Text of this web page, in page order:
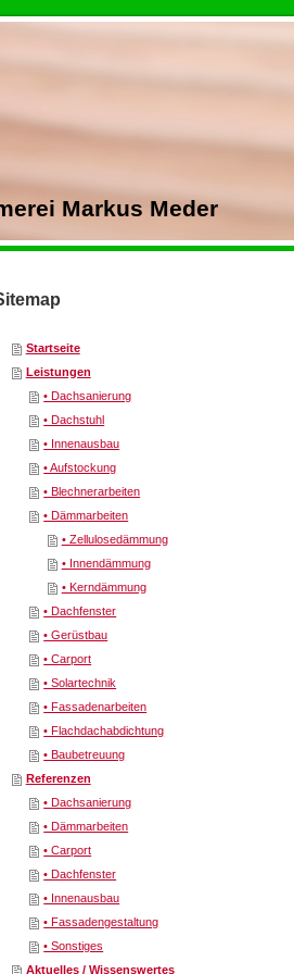
Markus Meder
Startseite
Leistungen
• Dachsanierung
• Dachstuhl
• Innenausbau
• Aufstockung
• Blechnerarbeiten
• Dämmarbeiten
• Zellulosedämmung
• Innendämmung
• Kerndämmung
• Dachfenster
• Gerüstbau
• Carport
• Solartechnik
• Fassadenarbeiten
• Flachdachabdichtung
• Baubetreuung
Referenzen
• Dachsanierung
• Dämmarbeiten
• Carport
• Dachfenster
• Innenausbau
• Fassadengestaltung
• Sonstiges
Aktuelles / Wissenswertes